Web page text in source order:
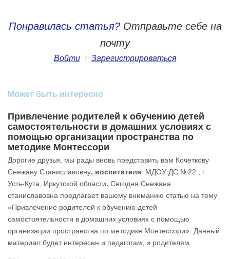
Понравилась статья?Отправьте себе на
почту
Войти / Зарегистрироваться
Может быть интересно
Привлечение родителей к обучению детей
самостоятельности в домашних условиях с
помощью организации пространства по
методике Монтессори
Дорогие друзья, мы рады вновь представить вам Кочеткову
Снежану Станиславовну, воспитателя МДОУ ДС №22 , г
Усть-Кута, Иркутской области. Сегодня Снежана
станиславовна предлагает вашему вниманию статью на тему
«Привлечение родителей к обучению детей
самостоятельности в домашних условиях с помощью
организации пространства по методике Монтессори». Данный
материал будет интересен и педагогам, и родителям.